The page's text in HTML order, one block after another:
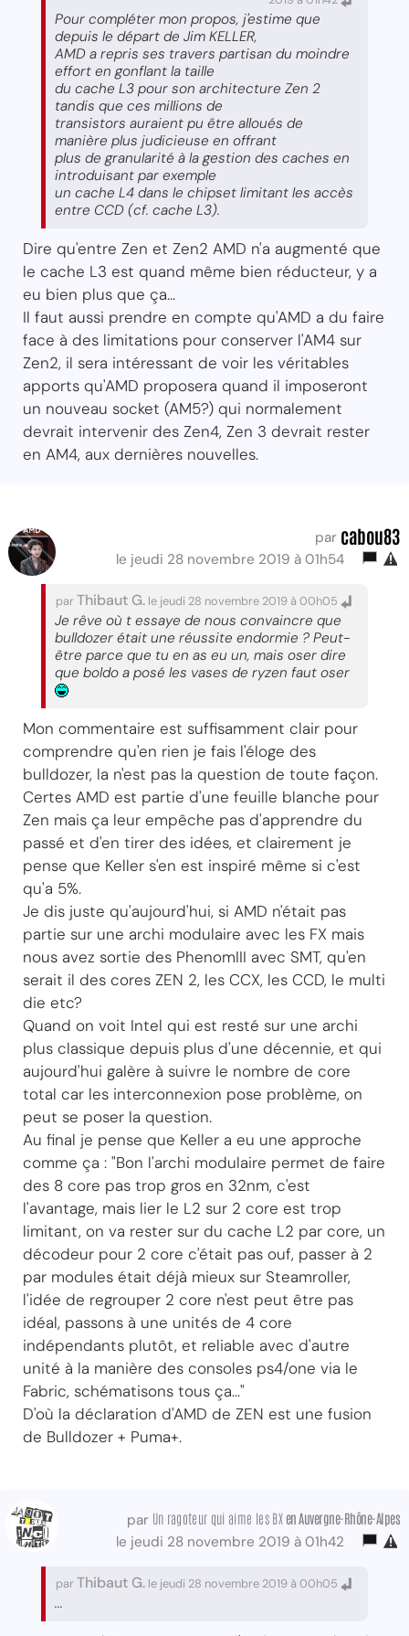
Pour compléter mon propos, j'estime que
depuis le départ de Jim KELLER,
AMD a repris ses travers partisan du moindre
effort en gonflant la taille
du cache L3 pour son architecture Zen 2
tandis que ces millions de
transistors auraient pu être alloués de
manière plus judicieuse en offrant
plus de granularité à la gestion des caches en
introduisant par exemple
un cache L4 dans le chipset limitant les accès
entre CCD (cf. cache L3).
Dire qu'entre Zen et Zen2 AMD n'a augmenté que
le cache L3 est quand même bien réducteur, y a
eu bien plus que ça...
Il faut aussi prendre en compte qu'AMD a du faire
face à des limitations pour conserver l'AM4 sur
Zen2, il sera intéressant de voir les véritables
apports qu'AMD proposera quand il imposeront
un nouveau socket (AM5?) qui normalement
devrait intervenir des Zen4, Zen 3 devrait rester
en AM4, aux dernières nouvelles.
par cabou83
le jeudi 28 novembre 2019 à 01h54
parThibaut G. le jeudi 28 novembre 2019 à 00h05
Je rêve où t essaye de nous convaincre que
bulldozer était une réussite endormie ? Peut-
être parce que tu en as eu un, mais oser dire
que boldo a posé les vases de ryzen faut oser
Mon commentaire est suffisamment clair pour
comprendre qu'en rien je fais l'éloge des
bulldozer, la n'est pas la question de toute façon.
Certes AMD est partie d'une feuille blanche pour
Zen mais ça leur empêche pas d'apprendre du
passé et d'en tirer des idées, et clairement je
pense que Keller s'en est inspiré même si c'est
qu'a 5%.
Je dis juste qu'aujourd'hui, si AMD n'était pas
partie sur une archi modulaire avec les FX mais
nous avez sortie des PhenomIII avec SMT, qu'en
serait il des cores ZEN 2, les CCX, les CCD, le multi
die etc?
Quand on voit Intel qui est resté sur une archi
plus classique depuis plus d'une décennie, et qui
aujourd'hui galère à suivre le nombre de core
total car les interconnexion pose problème, on
peut se poser la question.
Au final je pense que Keller a eu une approche
comme ça : "Bon l'archi modulaire permet de faire
des 8 core pas trop gros en 32nm, c'est
l'avantage, mais lier le L2 sur 2 core est trop
limitant, on va rester sur du cache L2 par core, un
décodeur pour 2 core c'était pas ouf, passer à 2
par modules était déjà mieux sur Steamroller,
l'idée de regrouper 2 core n'est peut être pas
idéal, passons à une unités de 4 core
indépendants plutôt, et reliable avec d'autre
unité à la manière des consoles ps4/one via le
Fabric, schématisons tous ça..."
D'où la déclaration d'AMD de ZEN est une fusion
de Bulldozer + Puma+.
par Un ragoteur qui aime les BX en Auvergne-Rhône-Alpes
le jeudi 28 novembre 2019 à 01h42
parThibaut G. le jeudi 28 novembre 2019 à 00h05
...